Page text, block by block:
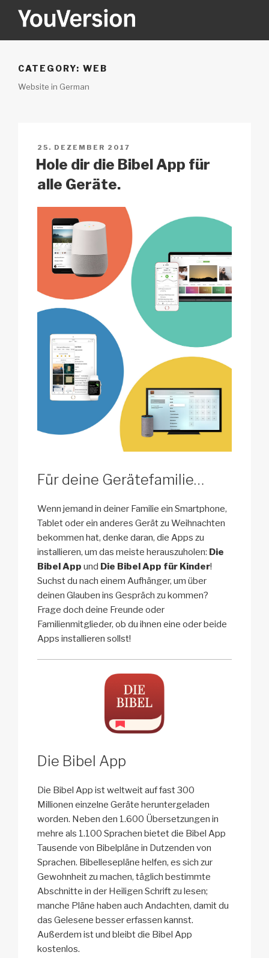
Inhalt
YOUVERSION
CATEGORY: WEB
Website in German
VERÖFFENTLICHT
AM
25. DEZEMBER 2017
Hole dir die Bibel App für
alle Geräte.
Für deine Gerätefamilie…
Wenn jemand in deiner Familie ein Smartphone,
Tablet oder ein anderes Gerät zu Weihnachten
bekommen hat, denke daran, die Apps zu
installieren, um das meiste herauszuholen: Die
Bibel App und Die Bibel App für Kinder!
Suchst du nach einem Aufhänger, um über
deinen Glauben ins Gespräch zu kommen?
Frage doch deine Freunde oder
Familienmitglieder, ob du ihnen eine oder beide
Apps installieren sollst!
Die Bibel App
Die Bibel App ist weltweit auf fast 300
Millionen einzelne Geräte heruntergeladen
worden. Neben den 1.600 Übersetzungen in
mehre als 1.100 Sprachen bietet die Bibel App
Tausende von Bibelpläne in Dutzenden von
Sprachen. Bibellesepläne helfen, es sich zur
Gewohnheit zu machen, täglich bestimmte
Abschnitte in der Heiligen Schrift zu lesen;
manche Pläne haben auch Andachten, damit du
das Gelesene besser erfassen kannst.
Außerdem ist und bleibt die Bibel App
kostenlos.